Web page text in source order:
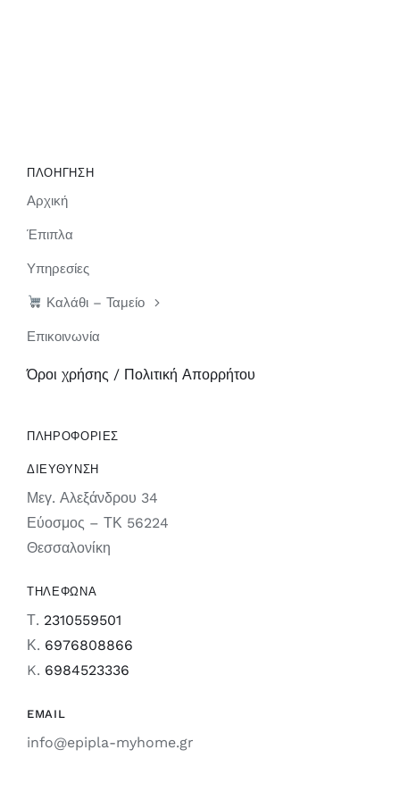
ΠΛΟΗΓΗΣΗ
Αρχική
Έπιπλα
Υπηρεσίες
Καλάθι – Ταμείο
Επικοινωνία
Όροι χρήσης / Πολιτική Απορρήτου
ΠΛΗΡΟΦΟΡΙΕΣ
ΔΙΕΥΘΥΝΣΗ
Μεγ. Αλεξάνδρου 34
Εύοσμος – ΤΚ 56224
Θεσσαλονίκη
ΤΗΛΕΦΩΝΑ
Τ. 2310559501
Κ. 6976808866
K. 6984523336
EMAIL
info@epipla-myhome.gr